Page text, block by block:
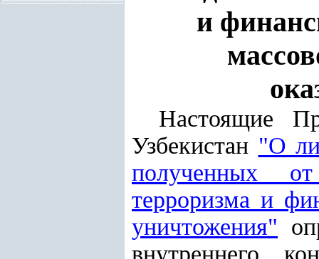
и
Настоящие
Узбекистан "О
полученных от
терроризма и
уничтожения"
внутреннего